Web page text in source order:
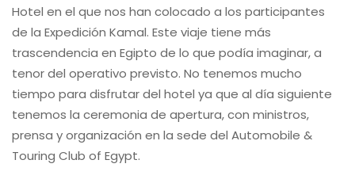
Hotel en el que nos han colocado a los participantes
de la Expedición Kamal. Este viaje tiene más
trascendencia en Egipto de lo que podía imaginar, a
tenor del operativo previsto. No tenemos mucho
tiempo para disfrutar del hotel ya que al día siguiente
tenemos la ceremonia de apertura, con ministros,
prensa y organización en la sede del Automobile &
Touring Club of Egypt.